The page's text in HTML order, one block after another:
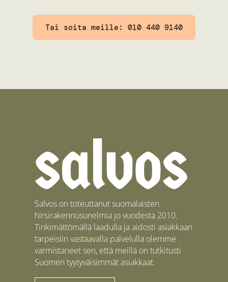
Tai soita meille: 010 440 9140
Salvos on toteuttanut suomalaisten
hirsirakennusunelmia jo vuodesta 2010.
Tinkimättömällä laadulla ja aidosti asiakkaan
tarpeisiin vastaavalla palvelulla olemme
varmistaneet sen, että meillä on tutkitusti
Suomen tyytyväisimmät asiakkaat.